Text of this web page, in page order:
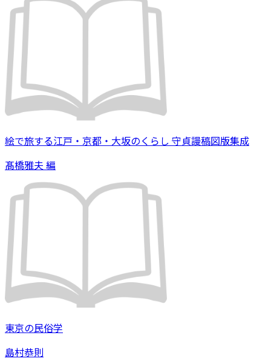
絵で旅する江戸・京都・大坂のくらし 守貞謾稿図版集成
髙橋雅夫 編
東京の民俗学
島村恭則